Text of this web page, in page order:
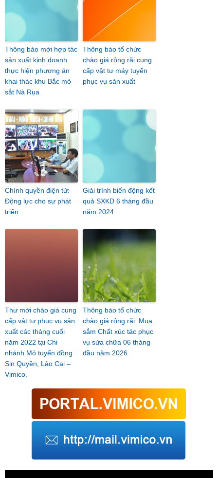
Thông báo mời hợp tác
sản xuất kinh doanh
thực hiện phương án
khai thác khu Bắc mỏ
sắt Nà Rụa
Thông báo tổ chức
chào giá rộng rãi cung
cấp vật tư máy tuyển
phục vụ sản xuất
Chính quyền điện tử:
Động lực cho sự phát
triển
Giải trình biến động kết
quả SXKD 6 tháng đầu
năm 2024
Thư mời chào giá cung
cấp vật tư phục vụ sản
xuất các tháng cuối
năm 2022 tại Chi
nhánh Mỏ tuyển đồng
Sin Quyền, Lào Cai –
Vimico.
Thông báo tổ chức
chào giá rộng rãi: Mua
sắm Chất xúc tác phục
vụ sửa chữa 06 tháng
đầu năm 2026